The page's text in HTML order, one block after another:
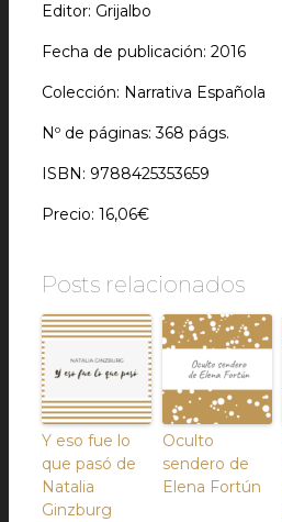
Editor: Grijalbo
Fecha de publicación: 2016
Colección: Narrativa Española
Nº de páginas: 368 págs.
ISBN: 9788425353659
Precio: 16,06€
Posts relacionados
Y eso fue lo
que pasó de
Natalia
Ginzburg
Oculto
sendero de
Elena Fortún